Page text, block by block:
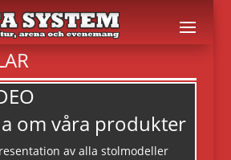
om våra produkter
av alla stolmodeller